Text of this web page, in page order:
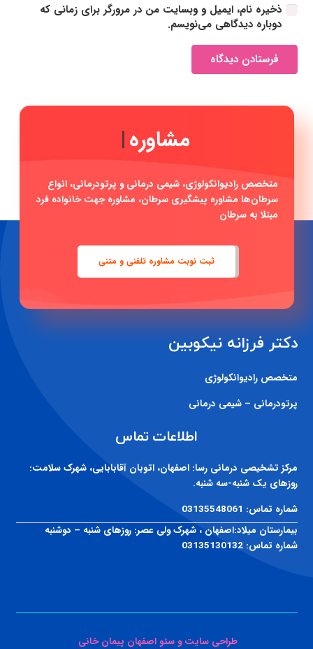
ذخیره نام، ایمیل و وبسایت من در مرورگر برای زمانی که
دوباره دیدگاهی می‌نویسم.
فرستادن دیدگاه
مش|
متخصص رادیوانکولوژی، شیمی درمانی و پرتودرمانی، انواع
سرطان‌ها مشاوره پیشگیری سرطان، مشاوره جهت خانواده فرد
مبتلا به سرطان
ثبت نوبت مشاوره تلفنی و متنی
دکتر فرزانه نیکوبین
متخصص رادیوانکولوژی
پرتودرمانی – شیمی درمانی
اطلاعات تماس
مرکز تشخیصی درمانی رسا: اصفهان، اتوبان آقابابایی، شهرک سلامت:
روزهای یک شنبه-سه شنبه.
شماره تماس: 03135548061
بیمارستان میلاد:اصفهان ، شهرک ولی عصر: روزهای شنبه – دوشنبه
شماره تماس:03135130132
طراحی سایت و سئو اصفهان پیمان خانی